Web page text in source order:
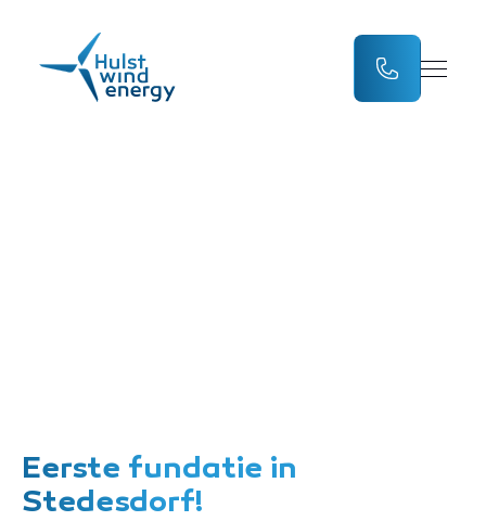
Eerste fundatie in
Stedesdorf!